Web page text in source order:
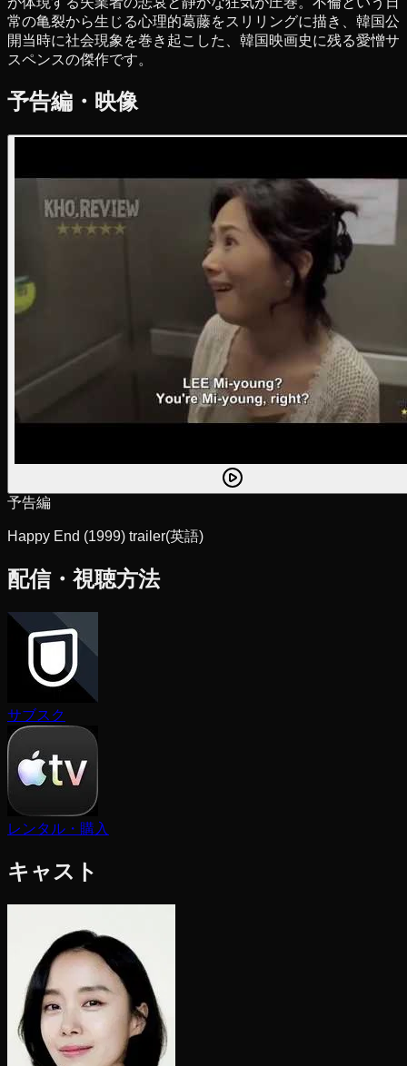
常の亀裂から生じる心理的葛藤をスリリングに描き、韓国公
開当時に社会現象を巻き起こした、韓国映画史に残る愛憎サ
スペンスの傑作です。
予告編・映像
予告編
Happy End (1999) trailer(英語)
配信・視聴方法
サブスク
レンタル・購入
キャスト